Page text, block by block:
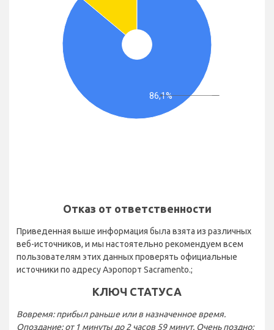
86,1%
Отказ от ответственности
Приведенная выше информация была взята из различных
веб-источников, и мы настоятельно рекомендуем всем
пользователям этих данных проверять официальные
источники по адресу Аэропорт Sacramento.;
КЛЮЧ СТАТУСА
Вовремя: прибыл раньше или в назначенное время.
Опоздание: от 1 минуты до 2 часов 59 минут. Очень поздно: